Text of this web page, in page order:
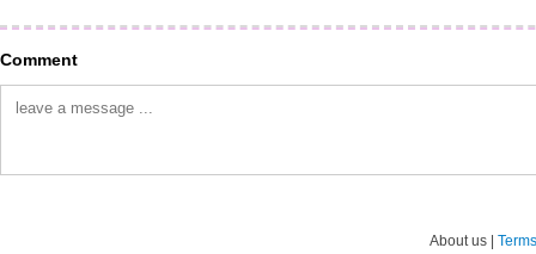
Comment
About us |